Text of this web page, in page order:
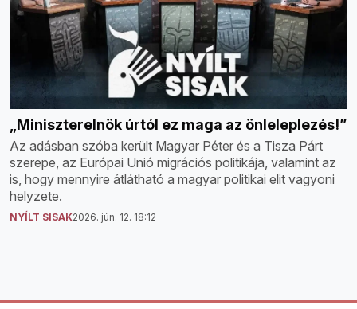
„Miniszterelnök úrtól ez maga az önleleplezés!”
Az adásban szóba került Magyar Péter és a Tisza Párt
szerepe, az Európai Unió migrációs politikája, valamint az
is, hogy mennyire átlátható a magyar politikai elit vagyoni
helyzete.
NYÍLT SISAK2026. jún. 12. 18:12